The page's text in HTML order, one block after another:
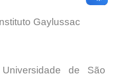
Gaylussac
de São